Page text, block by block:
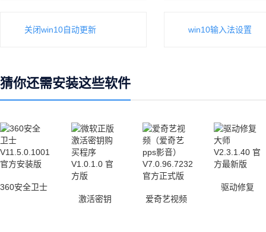
关闭win10自动更新 win10输入法设置
猜你还需安装这些软件
360安全卫士
激活密钥
爱奇艺视频
驱动修复